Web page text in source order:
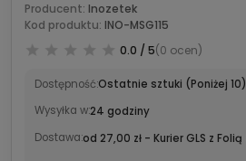
Producent: Inozetek
Kod produktu: INO-MSG115
0.0 / 5(0 ocen)
Dostępność:Ostatnie sztuki (Poniżej 10)
Wysyłka w:24 godziny
Dostawa:od 27,00 zł - Kurier GLS z Folią